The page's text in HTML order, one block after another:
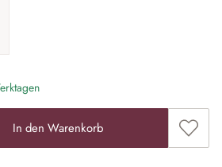
den gewünschten Wert ein oder
In den Warenkorb Zum